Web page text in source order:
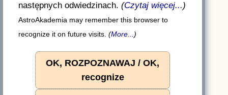
następnych odwiedzinach. (Czytaj więcej...)
AstroAkademia may remember this browser to
recognize it on future visits. (More... )
OK, ROZPOZNAWAJ / OK,
recognize